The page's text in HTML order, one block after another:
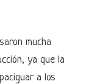
mucha
ya que la
a los